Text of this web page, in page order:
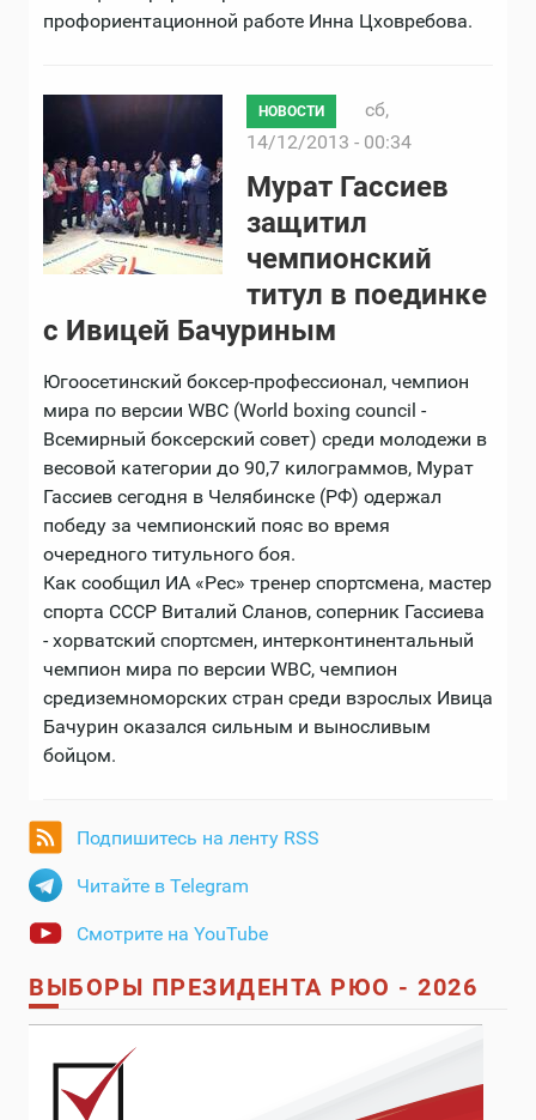
профориентационной работе Инна Цховребова.
НОВОСТИ
сб,
14/12/2013 - 00:34
Мурат Гассиев
защитил
чемпионский
титул в поединке
с Ивицей Бачуриным
Югоосетинский боксер-профессионал, чемпион
мира по версии WBC (World boxing council -
Всемирный боксерский совет) среди молодежи в
весовой категории до 90,7 килограммов, Мурат
Гассиев сегодня в Челябинске (РФ) одержал
победу за чемпионский пояс во время
очередного титульного боя.
Как сообщил ИА «Рес» тренер спортсмена, мастер
спорта СССР Виталий Сланов, соперник Гассиева
- хорватский спортсмен, интерконтинентальный
чемпион мира по версии WBC, чемпион
средиземноморских стран среди взрослых Ивица
Бачурин оказался сильным и выносливым
бойцом.
Подпишитесь на ленту RSS
Читайте в Telegram
Смотрите на YouTube
ВЫБОРЫ ПРЕЗИДЕНТА РЮО - 2026